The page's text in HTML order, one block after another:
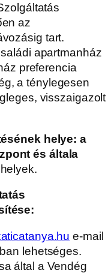
az
tart.
apartmanház
preferencia
a ténylegesen
visszaigazolt
helye: a
és általa
e-mail
lehetséges.
által a Vendég